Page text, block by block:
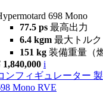
698 Mono
77.5 ps 最高出力
6.4 kgm 最大トルク
151 kg 装備重量（
1,840,000 i
ンフィギュレーター
Mono RVE